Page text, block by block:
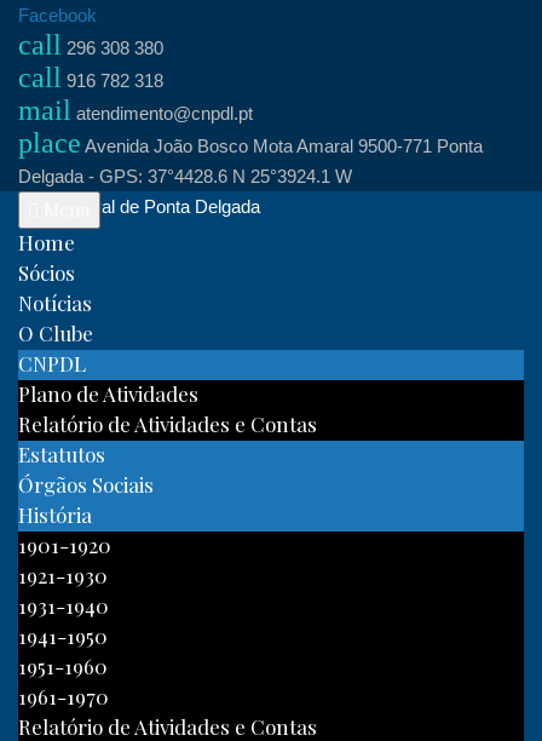
Skip
content
Facebook
call 296 308 380
call 916 782 318
mail atendimento@cnpdl.pt
place Avenida João Bosco Mota Amaral 9500-771 Ponta
Delgada - GPS: 37°4428.6 N 25°3924.1 W
Clube Naval de Ponta Delgada
Home
Sócios
Notícias
O Clube
CNPDL
Plano de Atividades
Relatório de Atividades e Contas
Estatutos
Órgãos Sociais
História
1901-1920
1921-1930
1931-1940
1941-1950
1951-1960
1961-1970
Relatório de Atividades e Contas